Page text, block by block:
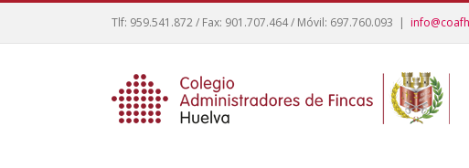
Tlf: 959.541.872 / Fax: 901.707.464 / Móvil: 697.760.093 |